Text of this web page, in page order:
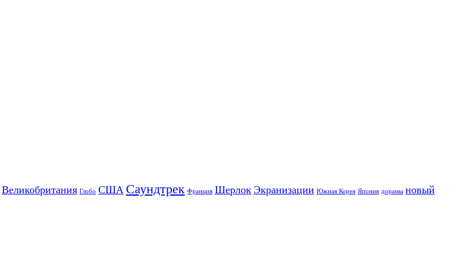
Великобритания Глобо США Саундтрек Франция Шерлок Экранизации Южная Корея Япония дорамы новый